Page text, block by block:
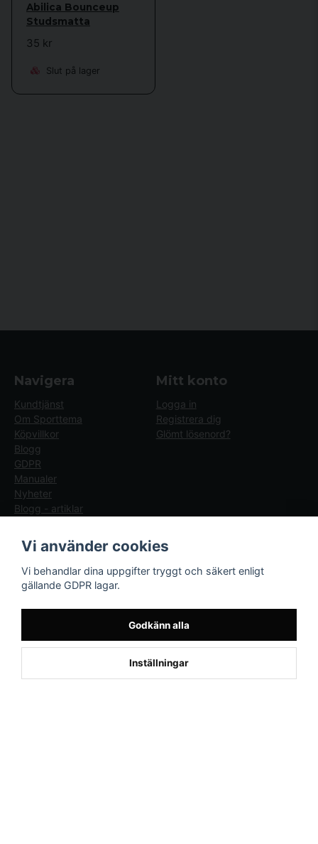
Abilica Bounceup
Studsmatta
35 kr
Slut på lager
Navigera
Kundtjänst
Om Sporttema
Köpvillkor
Blogg
GDPR
Manualer
Nyheter
Blogg - artiklar
Mitt konto
Logga in
Registrera dig
Glömt lösenord?
Följ oss
AB
Drottninggatan 47
×
Kund frånVästerås
beställde Motionscykel AL2 Bäst i
Vi använder cookies
Vi behandlar dina uppgifter tryggt och säkert enligt
gällande GDPR lagar.
Godkänn alla
Inställningar